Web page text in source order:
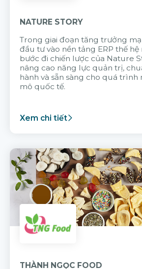
NATURE STORY
Trong giai đoạn tăng trưởng
đầu tư vào nền tảng ERP thế
bước đi chiến lược của Nature
nâng cao năng lực quản trị,
hành và sẵn sàng cho quá
mô quốc tế.
Xem chi tiết
THÀNH NGỌC FOOD